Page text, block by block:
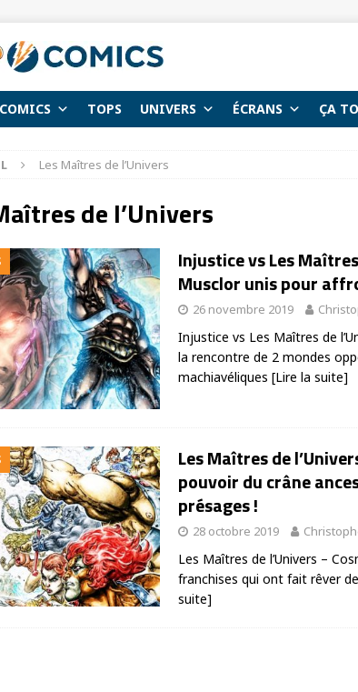
COMICS TOPS UNIVERS ÉCRANS ÇA
Les Maîtres de l’Univers
de l’Univers
Injustice vs Les
Musclor unis pour
26 novembre 2019
Injustice vs Les Maîtres de
la rencontre de 2 mondes
machiavéliques [Lire la suite]
Les Maîtres de
pouvoir du crâne
présages !
28 octobre 2019
Les Maîtres de l’Univers –
franchises qui ont fait rêver
suite]